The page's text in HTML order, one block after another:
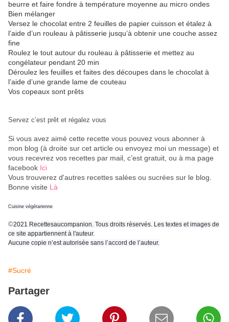
beurre et faire fondre à température moyenne au micro ondes
Bien mélanger
Versez le chocolat entre 2 feuilles de papier cuisson et étalez à
l’aide d’un rouleau à pâtisserie jusqu’à obtenir une couche assez
fine
Roulez le tout autour du rouleau à pâtisserie et mettez au
congélateur pendant 20 min
Déroulez les feuilles et faites des découpes dans le chocolat à
l’aide d’une grande lame de couteau
Vos copeaux sont prêts
Servez c’est prêt et régalez vous
Si vous avez aimé cette recette vous pouvez vous abonner à
mon blog (à droite sur cet article ou envoyez moi un message) et
vous recevrez vos recettes par mail, c’est gratuit , ou à ma page
facebook Ici
Vous trouverez d'autres recettes salées ou sucrées sur le blog.
Bonne visite Là
Cuisine végétarienne
©2021 Recettesaucompanion. Tous droits réservés. Les textes et images de
ce site appartiennent à l'auteur.
Aucune copie n’est autorisée sans l’accord de l’auteur.
#Sucré
Partager